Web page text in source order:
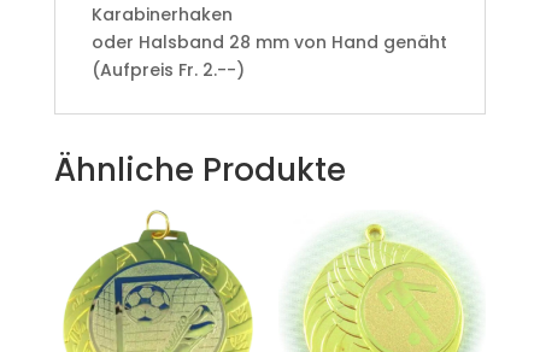
Karabinerhaken
oder Halsband 28 mm von Hand genäht
(Aufpreis Fr. 2.--)
Ähnliche Produkte